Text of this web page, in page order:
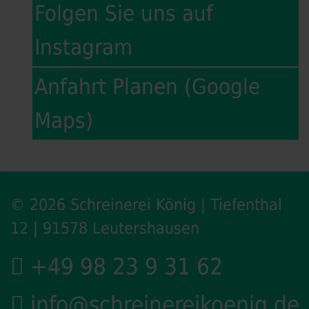
Folgen Sie uns auf
Instagram
Anfahrt Planen (Google
Maps)
© 2026 Schreinerei König | Tiefenthal
12 | 91578 Leutershausen
+49 98 23 9 31 62